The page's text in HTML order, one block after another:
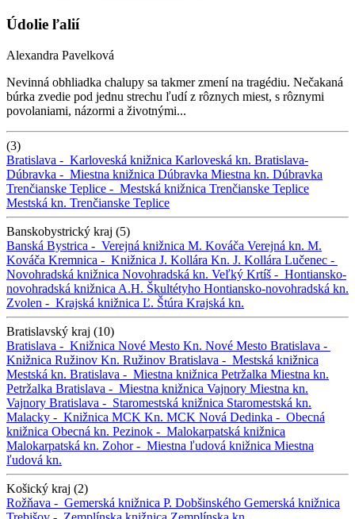
Údolie ľalií
Alexandra Pavelková
Nevinná obhliadka chalupy sa takmer zmení na tragédiu. Nečakaná
búrka zvedie pod jednu strechu ľudí z rôznych miest, s rôznymi
povolaniami, názormi a životnými...
(3)
Bratislava - Karloveská knižnica Karloveská kn. Bratislava-
Dúbravka - Miestna knižnica Dúbravka Miestna kn. Dúbravka
Trenčianske Teplice - Mestská knižnica Trenčianske Teplice
Mestská kn. Trenčianske Teplice
Banskobystrický kraj (5)
Banská Bystrica - Verejná knižnica M. Kováča Verejná kn. M.
Kováča Kremnica - Knižnica J. Kollára Kn. J. Kollára Lučenec -
Novohradská knižnica Novohradská kn. Veľký Krtíš - Hontiansko-
novohradská knižnica A.H. Škultétyho Hontiansko-novohradská kn.
Zvolen - Krajská knižnica Ľ. Štúra Krajská kn.
Bratislavský kraj (10)
Bratislava - Knižnica Nové Mesto Kn. Nové Mesto Bratislava -
Knižnica Ružinov Kn. Ružinov Bratislava - Mestská knižnica
Mestská kn. Bratislava - Miestna knižnica Petržalka Miestna kn.
Petržalka Bratislava - Miestna knižnica Vajnory Miestna kn.
Vajnory Bratislava - Staromestská knižnica Staromestská kn.
Malacky - Knižnica MCK Kn. MCK Nová Dedinka - Obecná
knižnica Obecná kn. Pezinok - Malokarpatská knižnica
Malokarpatská kn. Zohor - Miestna ľudová knižnica Miestna
ľudová kn.
Košický kraj (2)
Rožňava - Gemerská knižnica P. Dobšinského Gemerská knižnica